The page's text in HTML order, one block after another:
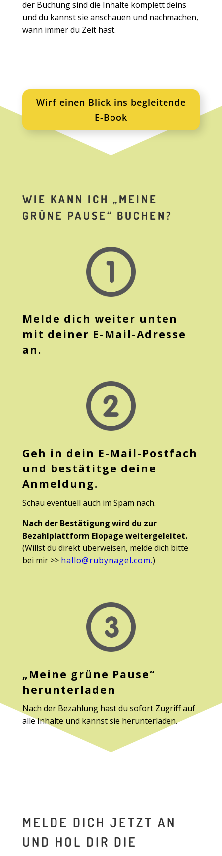
der Buchung sind die Inhalte komplett deins
und du kannst sie anschauen und nachmachen,
wann immer du Zeit hast.
Wirf einen Blick ins begleitende
E-Book
WIE KANN ICH „MEINE
GRÜNE PAUSE“ BUCHEN?
Melde dich weiter unten
mit deiner E-Mail-Adresse
an.
Geh in dein E-Mail-Postfach
und bestätitge deine
Anmeldung.
Schau eventuell auch im Spam nach.
Nach der Bestätigung wird du zur
Bezahlplattform Elopage weitergeleitet.
(Willst du direkt überweisen, melde dich bitte
bei mir >> hallo@rubynagel.com.)
„Meine grüne Pause“
herunterladen
Nach der Bezahlung hast du sofort Zugriff auf
alle Inhalte und kannst sie herunterladen.
MELDE DICH JETZT AN
UND HOL DIR DIE